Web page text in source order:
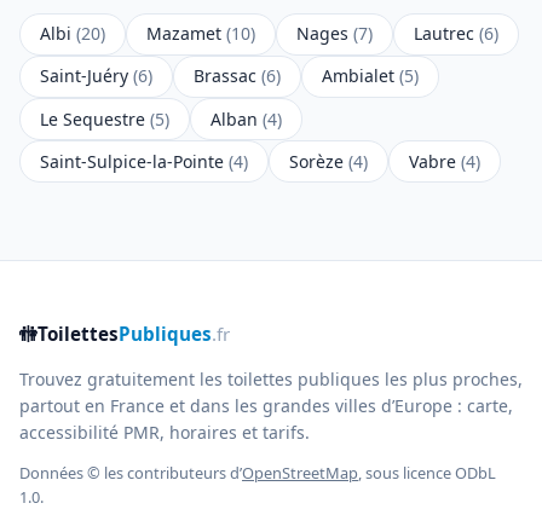
Albi (20) Mazamet (10) Nages (7) Lautrec (6)
Saint-Juéry (6) Brassac (6) Ambialet (5)
Le Sequestre (5) Alban (4)
Saint-Sulpice-la-Pointe (4) Sorèze (4) Vabre (4)
🚻ToilettesPubliques.fr
Trouvez gratuitement les toilettes publiques les plus proches,
partout en France et dans les grandes villes d’Europe : carte,
accessibilité PMR, horaires et tarifs.
Données © les contributeurs d’OpenStreetMap, sous licence ODbL
1.0.